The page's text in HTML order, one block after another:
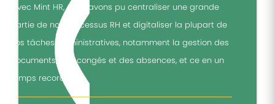
"Avec Mint HR, nous avons pu centraliser une grande
partie de nos processus RH et digitaliser la plupart de
nos tâches administratives, notamment la gestion des
documents, des congés et des absences, et ce en un
temps record."